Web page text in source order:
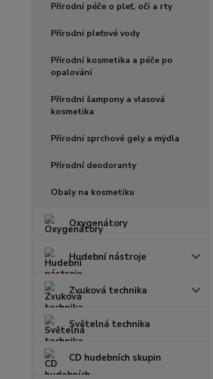
Přírodní péče o pleť, oči a rty
Přírodní pleťové vody
Přírodní kosmetika a péče po
opalování
Přírodní šampony a vlasová
kosmetika
Přírodní sprchové gely a mýdla
Přírodní deodoranty
Obaly na kosmetiku
Oxygenátory
Hudební nástroje
Zvuková technika
Světelná technika
CD hudebních skupin